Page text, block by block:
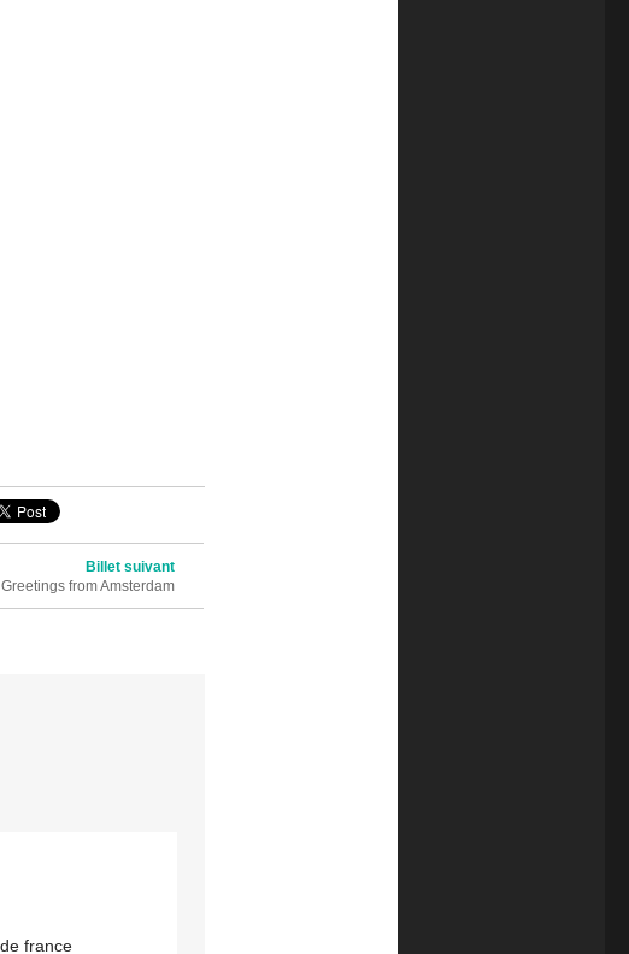
Billet suivant
Greetings from Amsterdam
france